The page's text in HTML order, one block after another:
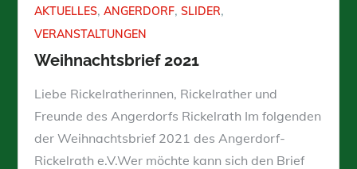
AKTUELLES ANGERDORF SLIDER
VERANSTALTUNGEN
Weihnachtsbrief 2021
Liebe Rickelratherinnen, Rickelrather und
Freunde des Angerdorfs Rickelrath Im folgenden
der Weihnachtsbrief 2021 des Angerdorf-
Rickelrath e.V.Wer möchte kann sich den Brief